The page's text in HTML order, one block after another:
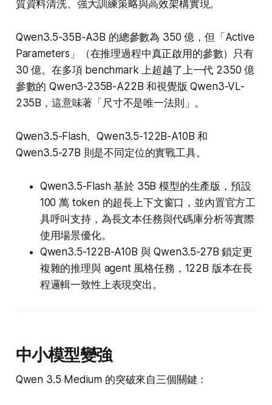
質資料清洗、強大訓練策略與高效架構實現。
Qwen3.5-35B-A3B 的總參數為 350 億，但「Active
Parameters」（在推理過程中真正啟用的參數）只有
30 億。在多項 benchmark 上超越了上一代 2350 億
參數的 Qwen3-235B-A22B 和視覺版 Qwen3-VL-
235B，這意味著「尺寸不是唯一法則」。
Qwen3.5-Flash、Qwen3.5-122B-A10B 和
Qwen3.5-27B 則是不同定位的實戰工具。
Qwen3.5-Flash 基於 35B 模型的生產版，預設
100 萬 token 的超長上下文窗口，並內置官方工
具呼叫支持，為長文本任務與代碼庫分析等實際
使用場景優化。
Qwen3.5-122B-A10B 與 Qwen3.5-27B 鎖定更
複雜的推理與 agent 風格任務，122B 版本在長
程邏輯一致性上表現突出。
中小模型變強
Qwen 3.5 Medium 的突破來自三個關鍵：